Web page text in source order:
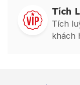
Tích
Tích
khách